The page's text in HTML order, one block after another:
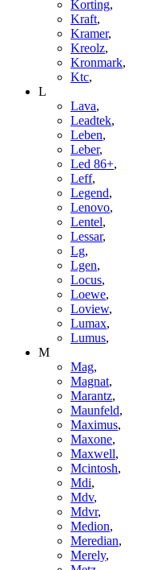
Korting,
Kraft,
Kramer,
Kreolz,
Kronmark,
Ktc,
L
Lava,
Leadtek,
Leben,
Leber,
Led 86+,
Leff,
Legend,
Lenovo,
Lentel,
Lessar,
Lg,
Lgen,
Locus,
Loewe,
Loview,
Lumax,
Lumus,
M
Mag,
Magnat,
Marantz,
Maunfeld,
Maximus,
Maxone,
Maxwell,
Mcintosh,
Mdi,
Mdv,
Mdvr,
Medion,
Meredian,
Merely,